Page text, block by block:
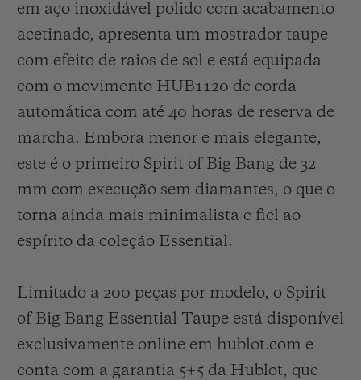
em aço inoxidável polido com acabamento
acetinado, apresenta um mostrador taupe
com efeito de raios de sol e está equipada
com o movimento HUB1120 de corda
automática com até 40 horas de reserva de
marcha. Embora menor e mais elegante,
este é o primeiro Spirit of Big Bang de 32
mm com execução sem diamantes, o que o
torna ainda mais minimalista e fiel ao
espírito da coleção Essential.
Limitado a 200 peças por modelo, o Spirit
of Big Bang Essential Taupe está disponível
exclusivamente online em hublot.com e
conta com a garantia 5+5 da Hublot, que